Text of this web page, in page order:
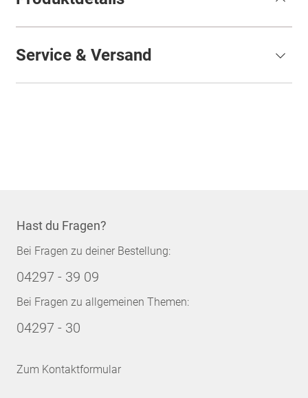
Service & Versand
Hast du Fragen?
Bei Fragen zu deiner Bestellung:
04297 - 39 09
Bei Fragen zu allgemeinen Themen:
04297 - 30
Zum Kontaktformular